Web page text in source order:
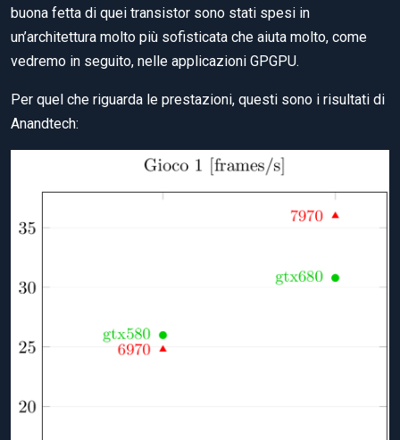
buona fetta di quei transistor sono stati spesi in
un’architettura molto più sofisticata che aiuta molto, come
vedremo in seguito, nelle applicazioni GPGPU.
Per quel che riguarda le prestazioni, questi sono i risultati di
Anandtech: